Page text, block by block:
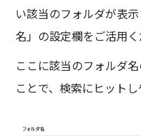
い該当のフォルダが表
名」の設定欄をご活用く
ここに該当のフォルダ
ことで、検索にヒットし